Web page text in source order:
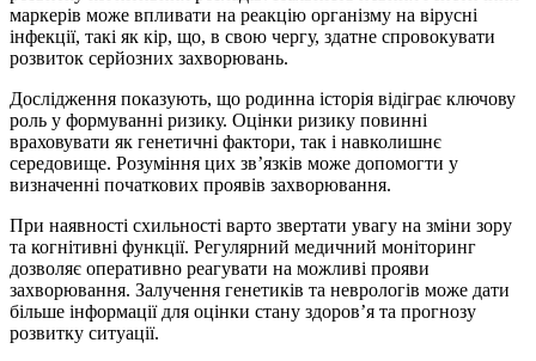
маркерів може впливати на реакцію організму на вірусні
інфекції, такі як кір, що, в свою чергу, здатне спровокувати
розвиток серйозних захворювань.
Дослідження показують, що родинна історія відіграє ключову
роль у формуванні ризику. Оцінки ризику повинні
враховувати як генетичні фактори, так і навколишнє
середовище. Розуміння цих зв’язків може допомогти у
визначенні початкових проявів захворювання.
При наявності схильності варто звертати увагу на зміни зору
та когнітивні функції. Регулярний медичний моніторинг
дозволяє оперативно реагувати на можливі прояви
захворювання. Залучення генетиків та неврологів може дати
більше інформації для оцінки стану здоров’я та прогнозу
розвитку ситуації.